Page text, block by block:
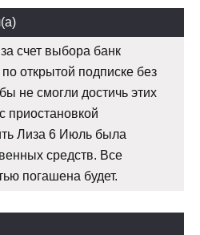
счет выбора банк
открытой подписке без
не смогли достичь этих
приостановкой
Лиза 6 Июль была
средств. Все
погашена будет.